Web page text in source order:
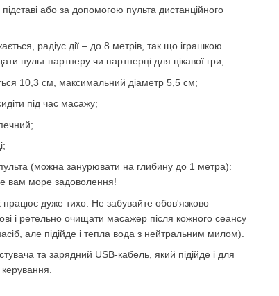
або за допомогою пульта дистанційного
радіус дії – до 8 метрів, так що іграшкою
пульт партнеру чи партнерці для цікавої гри;
10,3 см, максимальний діаметр 5,5 см;
під час масажу;
(можна занурювати на глибину до 1 метра):
вам море задоволення!
дуже тихо. Не забувайте обов'язково
і ретельно очищати масажер після кожного сеансу
але підійде і тепла вода з нейтральним милом).
та зарядний USB-кабель, який підійде і для